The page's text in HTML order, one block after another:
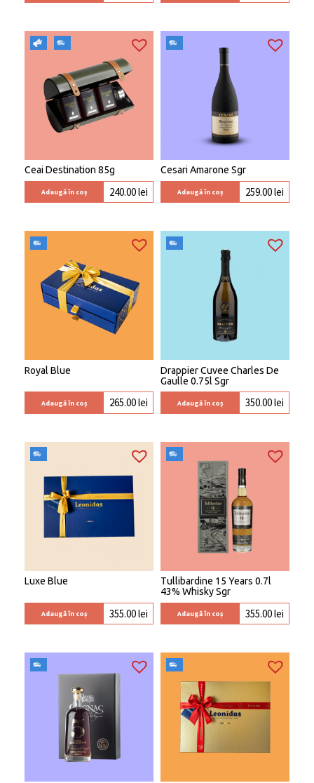
Ceai Destination 85g
Adaugă în coș 240.00lei
Cesari Amarone Sgr
Adaugă în coș 259.00lei
Royal Blue
Adaugă în coș 265.00lei
Drappier Cuvee Charles De
Gaulle 0.75l Sgr
Adaugă în coș 350.00lei
Luxe Blue
Adaugă în coș 355.00lei
Tullibardine 15 Years 0.7l
43% Whisky Sgr
Adaugă în coș 355.00lei